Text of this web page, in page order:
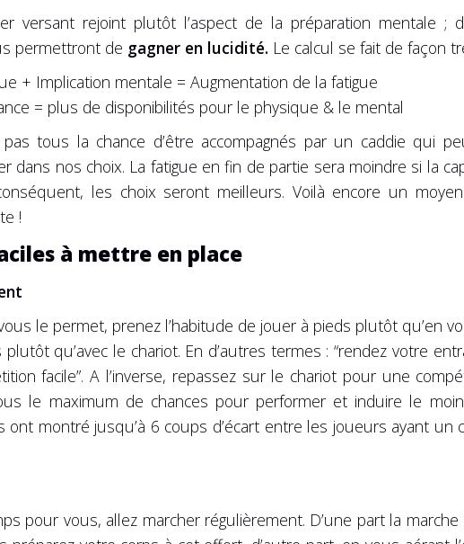
versant rejoint plutôt l’aspect de la préparation mentale ;
permettront de gagner en lucidité. Le calcul se fait de façon
+ Implication mentale = Augmentation de la fatigue
= plus de disponibilités pour le physique & le mental
pas tous la chance d’être accompagnés par un caddie qui
dans nos choix. La fatigue en fin de partie sera moindre si la
les choix seront meilleurs. Voilà encore un
!
à mettre en place
le permet, prenez l’habitude de jouer à pieds plutôt qu’en
qu’avec le chariot. En d’autres termes : “rendez votre
facile”. A l’inverse, repassez sur le chariot pour une
le maximum de chances pour performer et induire le
ont montré jusqu’à 6 coups d’écart entre les joueurs ayant un
pour vous, allez marcher régulièrement. D’une part la